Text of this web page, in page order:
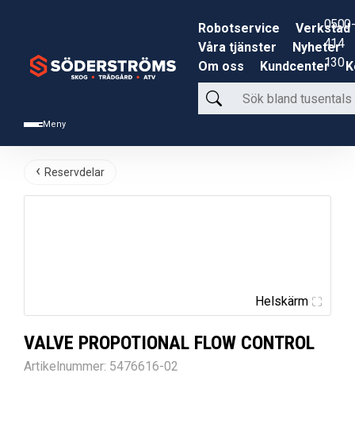
Meny
Robotservice
Verkstad
Våra tjänster
Nyheter
Om oss
Kundcenter
Sök
bland
produkter
0500-
414
130
Reservdelar
Helskärm
VALVE PROPOTIONAL FLOW CONTROL
Artikelnummer: 5476616-02